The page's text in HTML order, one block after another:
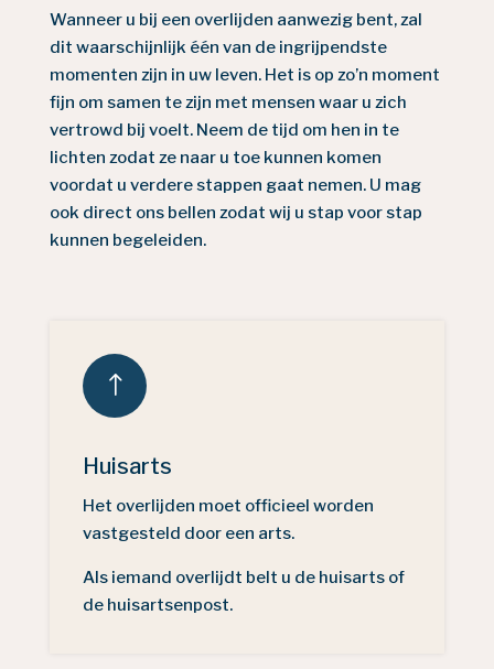
Wanneer u bij een overlijden aanwezig bent, zal
dit waarschijnlijk één van de ingrijpendste
momenten zijn in uw leven. Het is op zo’n moment
fijn om samen te zijn met mensen waar u zich
vertrowd bij voelt. Neem de tijd om hen in te
lichten zodat ze naar u toe kunnen komen
voordat u verdere stappen gaat nemen. U mag
ook direct ons bellen zodat wij u stap voor stap
kunnen begeleiden.
!
Huisarts
Het overlijden moet officieel worden
vastgesteld door een arts.
Als iemand overlijdt belt u de huisarts of
de huisartsenpost.